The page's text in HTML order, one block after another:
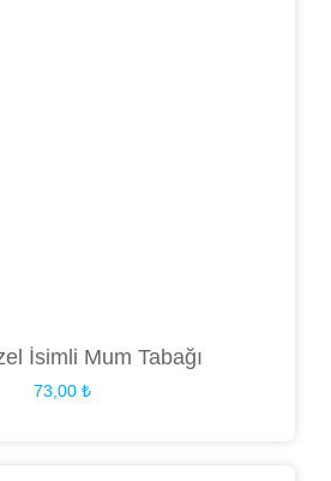
İsimli Mum Tabağı
73,00 ₺